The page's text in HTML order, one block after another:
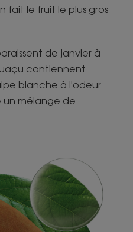
fait le fruit le plus gros
de janvier à
contiennent
blanche à l'odeur
un mélange de